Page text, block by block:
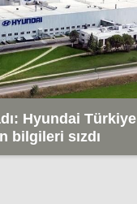
Hyundai Türkiye
bilgileri sızdı